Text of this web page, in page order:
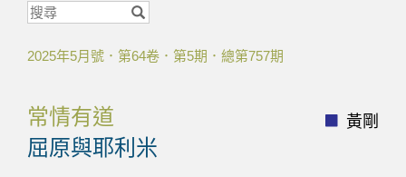
2025年5月號．第64卷．第5期．總第757期
常情有道
屈原與耶利米
黃剛